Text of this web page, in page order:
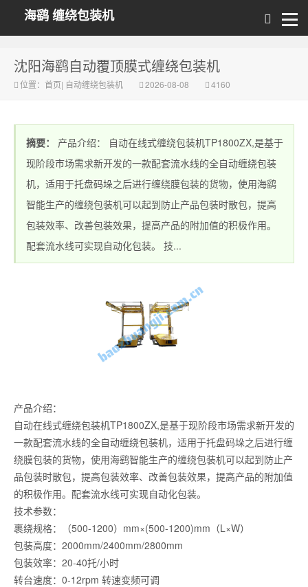
海鹞 缠绕包装机
沈阳海鹞自动覆顶膜式缠绕包装机
位置： 首页| 自动缠绕包装机 2026-08-08 4160
摘要：
产品介绍： 自动在线式缠绕包装机TP1800ZX,是基于
现阶段市场需求新开发的一款配套流水线的全自动缠绕包装
机，适用于托盘码垛之后进行缠绕膜包装的货物，使用海鹞
智能生产的缠绕包装机可以起到防止产品包装时散包，提高
包装效率、改善包装效果，提高产品的附加值的积极作用。
配套流水线可实现自动化包装。 技...
产品介绍：
自动在线式缠绕包装机TP1800ZX,是基于现阶段市场需求新开发的
一款配套流水线的全自动缠绕包装机，适用于托盘码垛之后进行缠
绕膜包装的货物，使用海鹞智能生产的缠绕包装机可以起到防止产
品包装时散包，提高包装效率、改善包装效果，提高产品的附加值
的积极作用。配套流水线可实现自动化包装。
技术参数：
裹绕规格：（500-1200）mm×(500-1200)mm（L×W）
包装高度：2000mm/2400mm/2800mm
包装效率：20-40托/小时
转台速度：0-12rpm 转速变频可调